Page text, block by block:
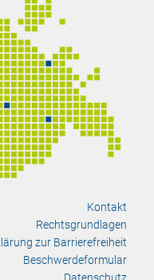
Kontakt
Rechtsgrundlagen
zur Barrierefreiheit
Beschwerdeformular
Datenschutz